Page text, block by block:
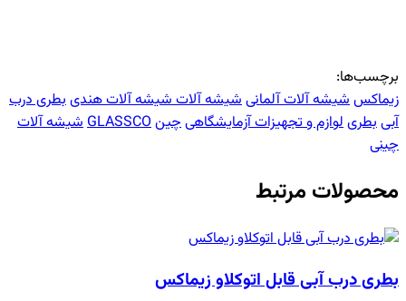
برچسب‌ها:
زیماکسشیشه آلات آلمانیشیشه آلاتشیشه آلات هندیبطری درب
آبیبطریلوازم و تجهیزات آزمایشگاهیچینGLASSCOشیشه آلات
چینی
محصولات مرتبط
بطری درب آبی قابل اتوکلاو زیماکس